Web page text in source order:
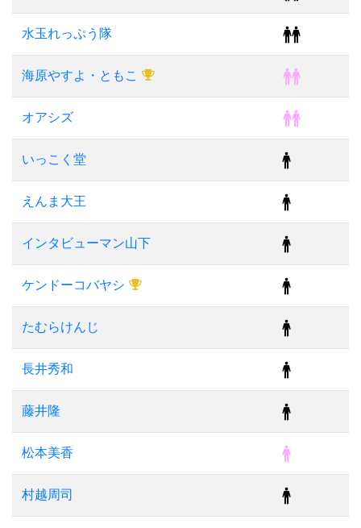
水玉れっぷう隊
海原やすよ・ともこ
オアシズ
いっこく堂
えんま大王
インタビューマン山下
ケンドーコバヤシ
たむらけんじ
長井秀和
藤井隆
松本美香
村越周司